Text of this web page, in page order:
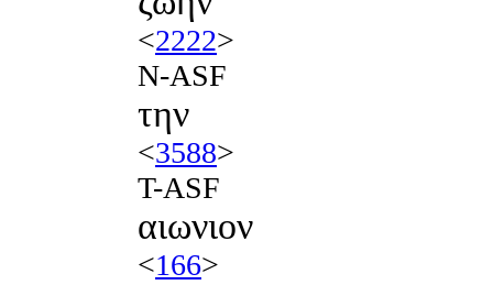
<2222>
N-ASF
την
<3588>
T-ASF
αιωνιον
<166>